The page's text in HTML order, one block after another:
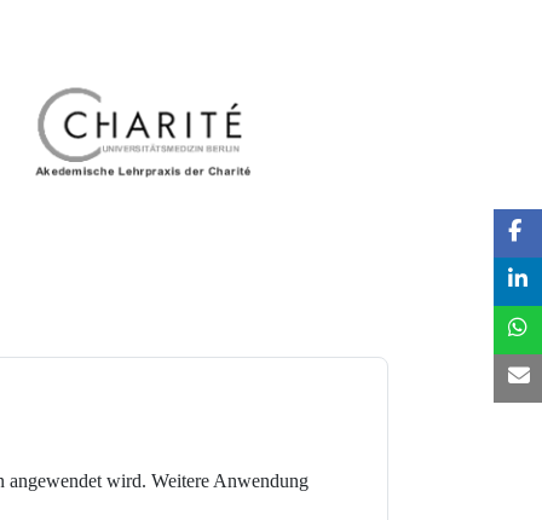
angewendet wird. Weitere Anwendung